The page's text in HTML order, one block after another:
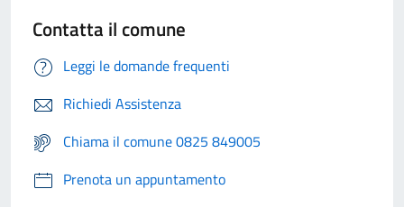
Contatta il comune
Leggi le domande frequenti
Richiedi Assistenza
Chiama il comune 0825 849005
Prenota un appuntamento